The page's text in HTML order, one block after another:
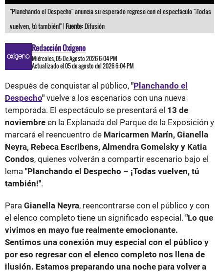
"Planchando el Despecho" anuncia su esperado regreso con el espectáculo "¡Todas
vuelven, tú también!" |Fuente:Difusión
Redacción Oxigeno
Miércoles, 05 De Agosto 2026 6:04 PM
Actualizado el 05 de agosto del 2026 6:04 PM
Después de conquistar al público, "Planchando el
Despecho" vuelve a los escenarios con una nueva
temporada. El espectáculo se presentará el 13 de
noviembre en la Explanada del Parque de la Exposición y
marcará el reencuentro de Maricarmen Marín, Gianella
Neyra, Rebeca Escribens, Almendra Gomelsky y Katia
Condos, quienes volverán a compartir escenario bajo el
lema "Planchando el Despecho – ¡Todas vuelven, tú
también!".
Para Gianella Neyra, reencontrarse con el público y con
el elenco completo tiene un significado especial. "Lo que
vivimos en mayo fue realmente emocionante.
Sentimos una conexión muy especial con el público y
por eso regresar con el elenco completo nos llena de
ilusión. Estamos preparando una noche para volver a